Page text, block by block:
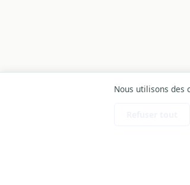
Nous utilisons des